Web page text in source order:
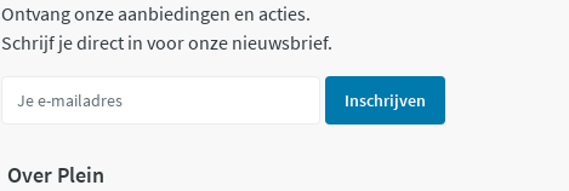
Ontvang onze aanbiedingen en acties.
Schrijf je direct in voor onze nieuwsbrief.
Inschrijven
Over Plein